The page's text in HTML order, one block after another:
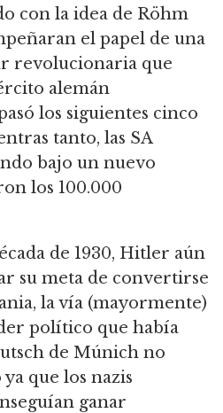
con la idea de Röhm
el papel de una
revolucionaria que
alemán
los siguientes cinco
tanto, las SA
bajo un nuevo
los 100.000
de 1930, Hitler aún
su meta de convertirse
la vía (mayormente)
político que había
de Múnich no
que los nazis
ganar